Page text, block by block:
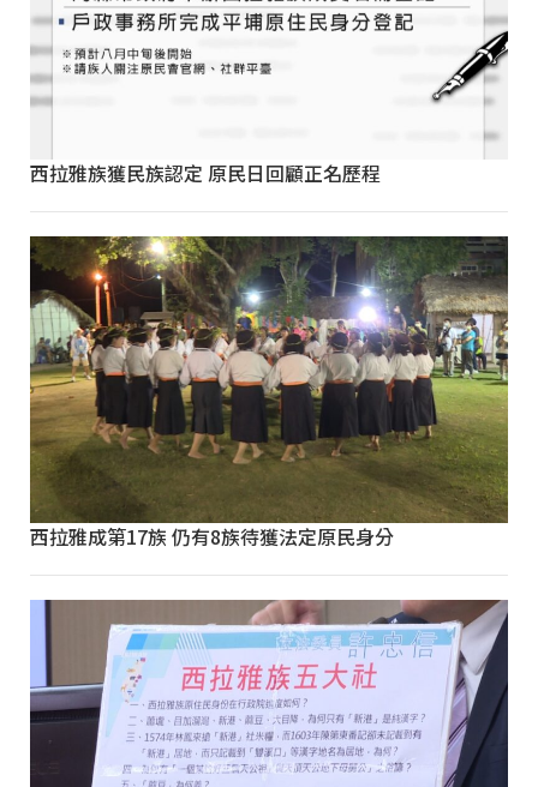
西拉雅族獲民族認定 原民日回顧正名歷程
西拉雅成第17族 仍有8族待獲法定原民身分